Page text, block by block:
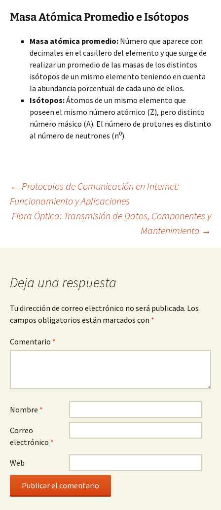
Masa Atómica Promedio e Isótopos
Masa atómica promedio: Número que aparece con
decimales en el casillero del elemento y que surge de
realizar un promedio de las masas de los distintos
isótopos de un mismo elemento teniendo en cuenta
la abundancia porcentual de cada uno de ellos.
Isótopos:Átomos de un mismo elemento que
poseen el mismo número atómico (Z), pero distinto
número másico (A). El número de protones es distinto
al número de neutrones (n0).
Navegación
de
entradas
← Protocolos de Comunicación en Internet:
Funcionamiento y Aplicaciones
Fibra Óptica: Transmisión de Datos, Componentes y
Mantenimiento →
Deja una respuesta
Tu dirección de correo electrónico no será publicada. Los
campos obligatorios están marcados con *
Comentario *
Nombre *
Correo
electrónico *
Web